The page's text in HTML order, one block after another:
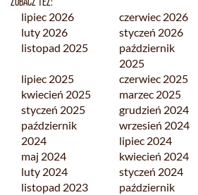
lipiec 2026 czerwiec 2026
luty 2026
styczeń 2026
listopad 2025
październik
2025
lipiec 2025
czerwiec 2025
kwiecień 2025
marzec 2025
styczeń 2025
grudzień 2024
październik
2024
wrzesień 2024
lipiec 2024
maj 2024
kwiecień 2024
luty 2024
styczeń 2024
listopad 2023
październik